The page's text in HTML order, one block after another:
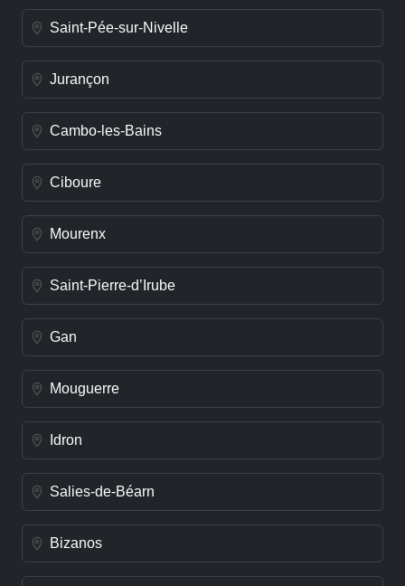
Saint-Pée-sur-Nivelle
Jurançon
Cambo-les-Bains
Ciboure
Mourenx
Saint-Pierre-d’Irube
Gan
Mouguerre
Idron
Salies-de-Béarn
Bizanos